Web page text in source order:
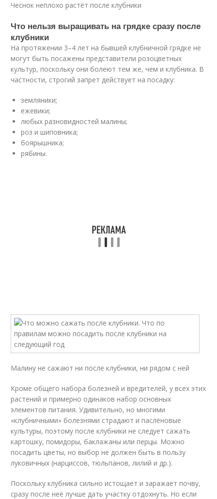
Чеснок неплохо растёт после клубники
Что нельзя выращивать на грядке сразу после
клубники
На протяжении 3–4 лет на бывшей клубничной грядке не
могут быть посажены представители розоцветных
культур, поскольку они болеют тем же, чем и клубника. В
частности, строгий запрет действует на посадку:
земляники;
ежевики;
любых разновидностей малины;
роз и шиповника;
боярышника;
рябины.
Малину не сажают ни после клубники, ни рядом с ней
Кроме общего набора болезней и вредителей, у всех этих
растений и примерно одинаков набор основных
элементов питания. Удивительно, но многими
«клубничными» болезнями страдают и паслёновые
культуры, поэтому после клубники не следует сажать
картошку, помидоры, баклажаны или перцы. Можно
посадить цветы, но выбор не должен быть в пользу
луковичных (нарциссов, тюльпанов, лилий и др.).
Поскольку клубника сильно истощает и заражает почву,
сразу после неё лучше дать участку отдохнуть. Но если